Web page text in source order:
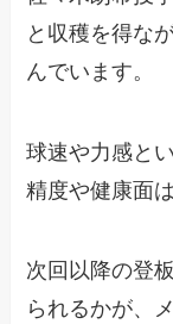
と収穫を得な
んでいます。
球速や力感と
精度や健康面は
次回以降の登
られるかが、